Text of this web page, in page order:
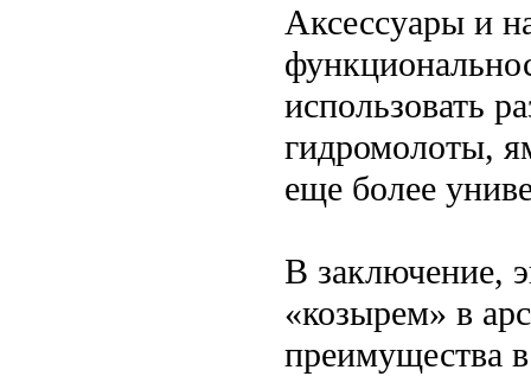
Аксессуары и
использовать
гидромолоты,
еще более
В заключение,
«козырем» в
преимущества